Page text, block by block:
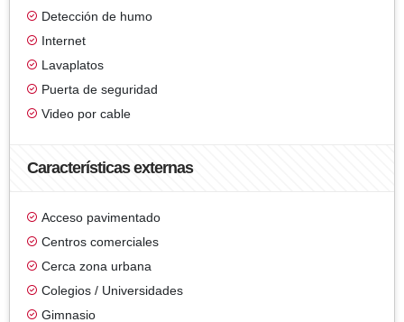
Detección de humo
Internet
Lavaplatos
Puerta de seguridad
Video por cable
Características externas
Acceso pavimentado
Centros comerciales
Cerca zona urbana
Colegios / Universidades
Gimnasio